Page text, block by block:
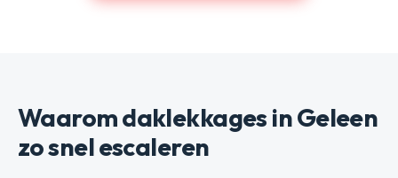
Waarom daklekkages in Geleen
zo snel escaleren